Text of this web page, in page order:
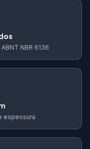
NBR 6136
espessura